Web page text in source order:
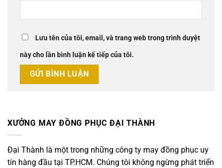
Lưu tên của tôi, email, và trang web trong trình duyệt
này cho lần bình luận kế tiếp của tôi.
XƯỞNG MAY ĐỒNG PHỤC ĐẠI THÀNH
Đại Thành là một trong những công ty may đồng phục uy
tín hàng đầu tại TP.HCM. Chúng tôi không ngừng phát triển